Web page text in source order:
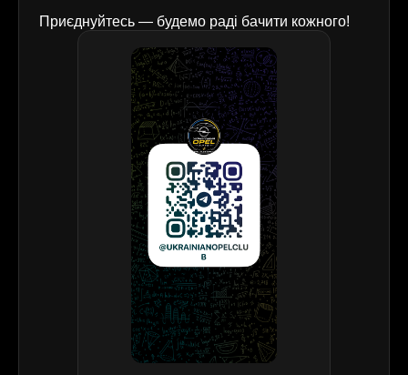
Приєднуйтесь — будемо раді бачити кожного!